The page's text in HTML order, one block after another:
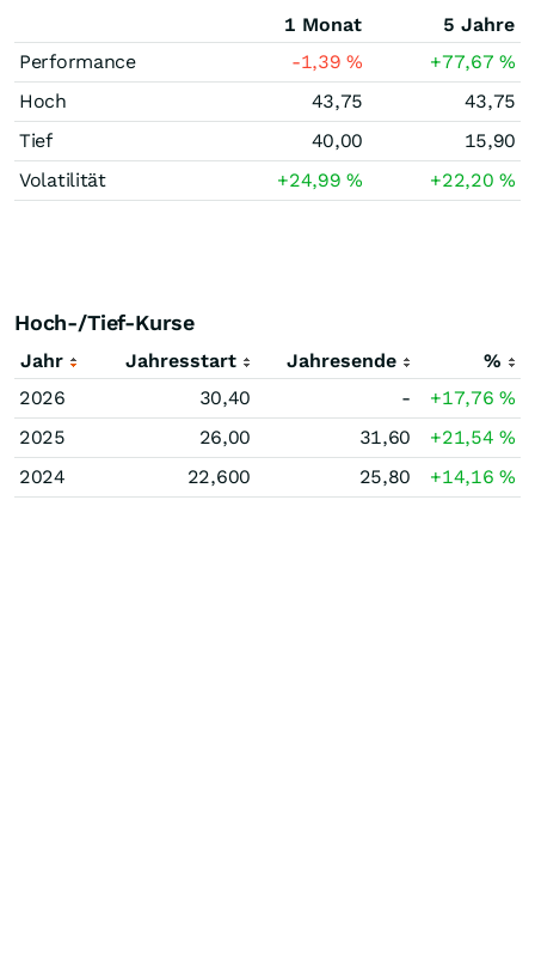
1 Monat
5 Jahre
Performance
-1,39% +77,67%
Hoch
43,75
43,75
Tief
40,00
15,90
Volatilität
+24,99% +22,20%
Hoch-/Tief-Kurse
Jahr Jahresstart Jahresende
%
2026
30,40 - +17,76%
2025
26,00 31,60 +21,54%
2024
22,600 25,80 +14,16%